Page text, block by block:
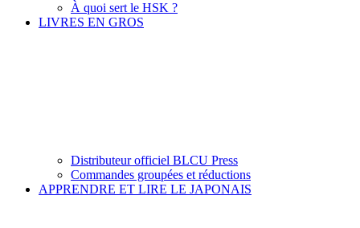
À quoi sert le HSK ?
LIVRES EN GROS
Distributeur officiel BLCU Press
Commandes groupées et réductions
APPRENDRE ET LIRE LE JAPONAIS